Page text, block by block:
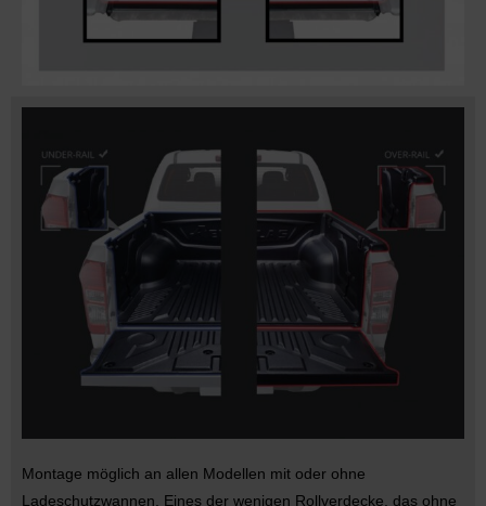
Montage möglich an allen Modellen mit oder ohne
Ladeschutzwannen. Eines der wenigen Rollverdecke, das ohne